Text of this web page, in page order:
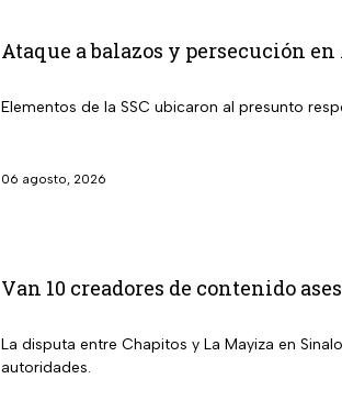
Ataque a balazos y persecución
Elementos de la SSC ubicaron al presunto
06 agosto, 2026
Van 10 creadores de contenido
La disputa entre Chapitos y La Mayiza en
autoridades.